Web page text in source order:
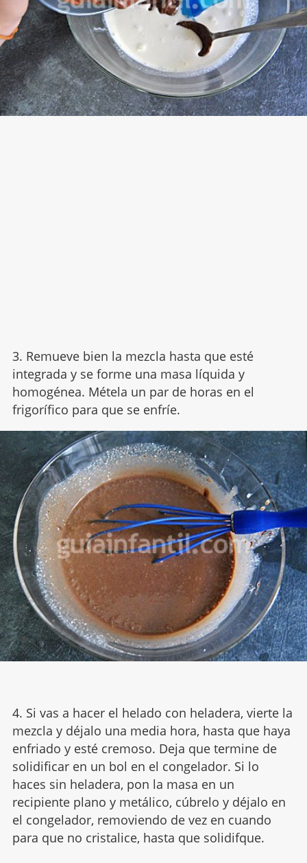
3. Remueve bien la mezcla hasta que esté
integrada y se forme una masa líquida y
homogénea. Métela un par de horas en el
frigorífico para que se enfríe.
4. Si vas a hacer el helado con heladera, vierte la
mezcla y déjalo una media hora, hasta que haya
enfriado y esté cremoso. Deja que termine de
solidificar en un bol en el congelador. Si lo
haces sin heladera, pon la masa en un
recipiente plano y metálico, cúbrelo y déjalo en
el congelador, removiendo de vez en cuando
para que no cristalice, hasta que solidifque.